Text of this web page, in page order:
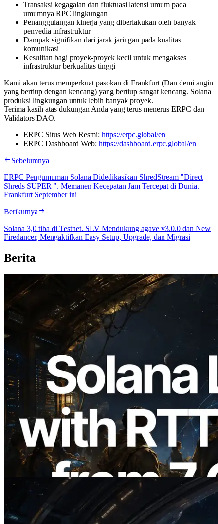
Transaksi kegagalan dan fluktuasi latensi umum pada
umumnya RPC lingkungan
Penanggulangan kinerja yang diberlakukan oleh banyak
penyedia infrastruktur
Dampak signifikan dari jarak jaringan pada kualitas
komunikasi
Kesulitan bagi proyek-proyek kecil untuk mengakses
infrastruktur berkualitas tinggi
Kami akan terus memperkuat pasokan di Frankfurt (Dan demi angin
yang bertiup dengan kencang) yang bertiup sangat kencang. Solana
produksi lingkungan untuk lebih banyak proyek.
Terima kasih atas dukungan Anda yang terus menerus ERPC dan
Validators DAO.
ERPC Situs Web Resmi: https://erpc.global/en
ERPC Dashboard Web: https://dashboard.erpc.global/en
Sebelumnya
ERPC Pengumuman Solana Didedikasikan ShredStream "Direct
Shreds SUPER ", Memanen Kecepatan Jam Tercepat di Dunia.
Frankfurt September ini
Berikutnya
Solana 3,0 tiba di Testnet. SLV Mendukung agave v3.0.0 dan New
Firedancer, Mengaktifkan Easy Setup, Upgrade, dan Migrasi
Berita
2026.08.05
ERPC Memperluas Solana Leader Slot
API dengan Pengukuran Ping dari 7
Region Global — Validators Information
API Juga Diluncurkan